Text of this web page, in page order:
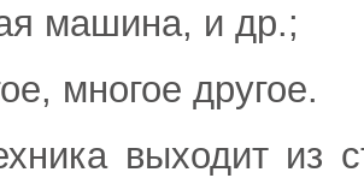
машина, и др.;
многое другое.
выходит из